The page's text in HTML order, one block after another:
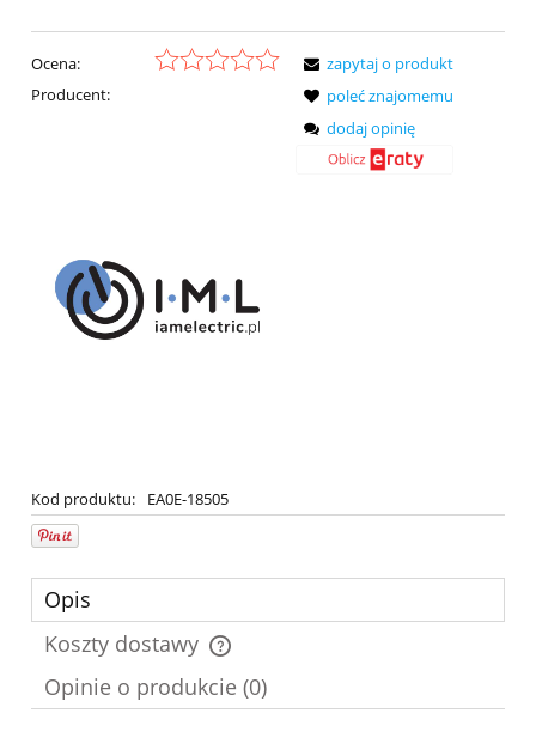
Ocena:
Producent:
Kod produktu: EA0E-18505
zapytaj o produkt
poleć znajomemu
dodaj opinię
Opis
Koszty dostawy
Cena nie zawiera ewentualnych kosztów płatności
Opinie o produkcie (0)